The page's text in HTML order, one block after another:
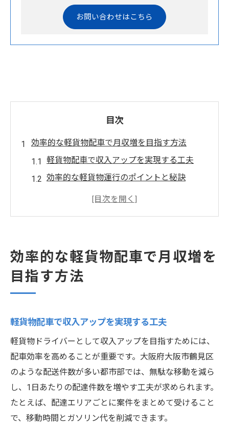
お問い合わせはこちら
目次
効率的な軽貨物配車で月収増を目指す方法
軽貨物配車で収入アップを実現する工夫
効率的な軽貨物運行のポイントと秘訣
月収増へ導く軽貨物配車の最適化手法
大阪市鶴見区で実践する軽貨物の案件選び術
軽貨物案件選びで安定収入を狙う方法
軽貨物で効率良く稼げる案件選定のコツ
失敗しない軽貨物案件選びのポイント
再配達を減らす配達ルート最適化の秘訣
軽貨物で再配達を防ぐルート設計の工夫
配達効率化のカギは軽貨物ルート最適化
軽貨物配達で再配達を減らす実践方法
効率的な軽貨物ルート構築のポイント
効率的な軽貨物配車で月収増を
目指す方法
軽貨物配車で収入アップを実現する工夫
軽貨物ドライバーとして収入アップを目指すためには、
配車効率を高めることが重要です。大阪府大阪市鶴見区
のような配送件数が多い都市部では、無駄な移動を減ら
し、1日あたりの配達件数を増やす工夫が求められます。
たとえば、配達エリアごとに案件をまとめて受けること
で、移動時間とガソリン代を削減できます。